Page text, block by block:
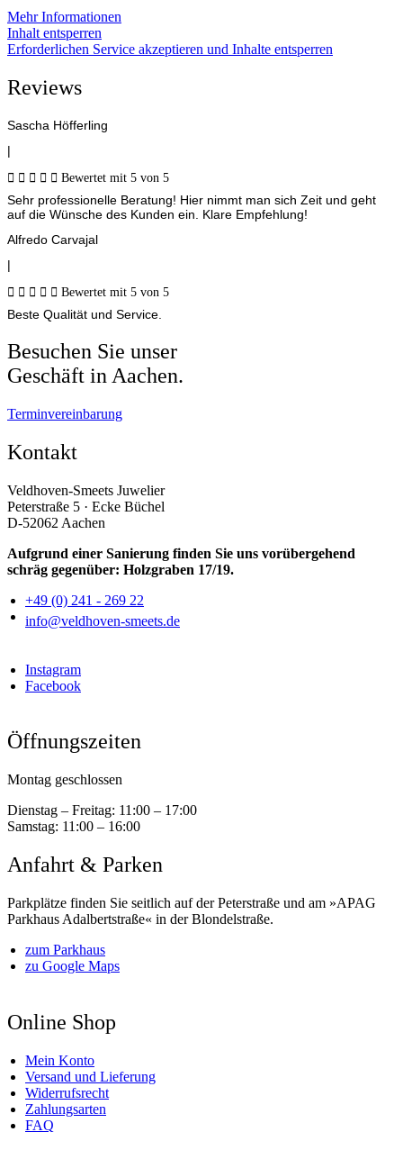
Mehr Informationen
Inhalt entsperren
Erforderlichen Service akzeptieren und Inhalte entsperren
Reviews
Sascha Höfferling
|
     Bewertet mit 5 von 5
Sehr professionelle Beratung! Hier nimmt man sich Zeit und geht
auf die Wünsche des Kunden ein. Klare Empfehlung!
Alfredo Carvajal
|
     Bewertet mit 5 von 5
Beste Qualität und Service.
Besuchen Sie unser
Geschäft in Aachen.
Terminvereinbarung
Kontakt
Veldhoven-Smeets Juwelier
Peterstraße 5 · Ecke Büchel
D-52062 Aachen
Aufgrund einer Sanierung finden Sie uns vorübergehend
schräg gegenüber: Holzgraben 17/19.
+49 (0) 241 - 269 22
info@veldhoven-smeets.de
Instagram
Facebook
Öffnungszeiten
Montag geschlossen
Dienstag – Freitag: 11:00 – 17:00
Samstag: 11:00 – 16:00
Anfahrt & Parken
Parkplätze finden Sie seitlich auf der Peterstraße und am »APAG
Parkhaus Adalbertstraße« in der Blondelstraße.
zum Parkhaus
zu Google Maps
Online Shop
Mein Konto
Versand und Lieferung
Widerrufsrecht
Zahlungsarten
FAQ